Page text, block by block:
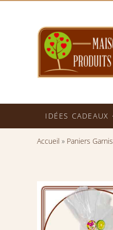
IDÉES CADEAUX
Accueil » Paniers Garnis